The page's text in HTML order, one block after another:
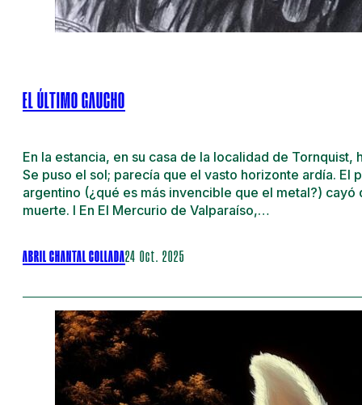
EL ÚLTIMO GAUCHO
En la estancia, en su casa de la localidad de Tornquist,
Se puso el sol; parecía que el vasto horizonte ardía. El
argentino (¿qué es más invencible que el metal?)
muerte. I En El Mercurio de Valparaíso,…
ABRIL CHANTAL COLLADA24 Oct. 2025